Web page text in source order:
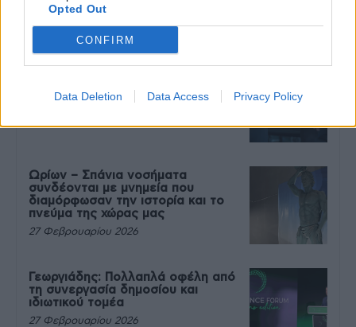
Opted Out
CONFIRM
Data Deletion Data Access Privacy Policy
27 Φεβρουαρίου 2026
πάντα μετά την άσκηση
Ωρίων – Σπάνια νοσήματα
συνδέονται με μνημεία που
διαμόρφωσαν την ιστορία και το
πνεύμα της χώρας μας
27 Φεβρουαρίου 2026
Γεωργιάδης: Πολλαπλά οφέλη από
τη συνεργασία δημοσίου και
ιδιωτικού τομέα
27 Φεβρουαρίου 2026